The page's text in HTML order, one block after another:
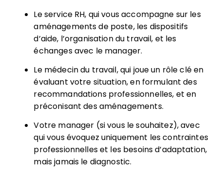
Le service RH, qui vous accompagne sur les
aménagements de poste, les dispositifs
d’aide, l’organisation du travail, et les
échanges avec le manager.
Le médecin du travail, qui joue un rôle clé en
évaluant votre situation, en formulant des
recommandations professionnelles, et en
préconisant des aménagements.
Votre manager (si vous le souhaitez), avec
qui vous évoquez uniquement les contraintes
professionnelles et les besoins d’adaptation,
mais jamais le diagnostic.